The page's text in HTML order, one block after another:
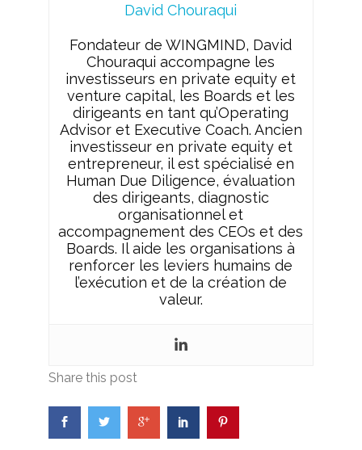
David Chouraqui
Fondateur de WINGMIND, David
Chouraqui accompagne les
investisseurs en private equity et
venture capital, les Boards et les
dirigeants en tant qu’Operating
Advisor et Executive Coach. Ancien
investisseur en private equity et
entrepreneur, il est spécialisé en
Human Due Diligence, évaluation
des dirigeants, diagnostic
organisationnel et
accompagnement des CEOs et des
Boards. Il aide les organisations à
renforcer les leviers humains de
l’exécution et de la création de
valeur.
Share this post